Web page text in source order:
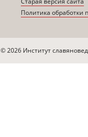
Политика обработки
© 2026 Институт